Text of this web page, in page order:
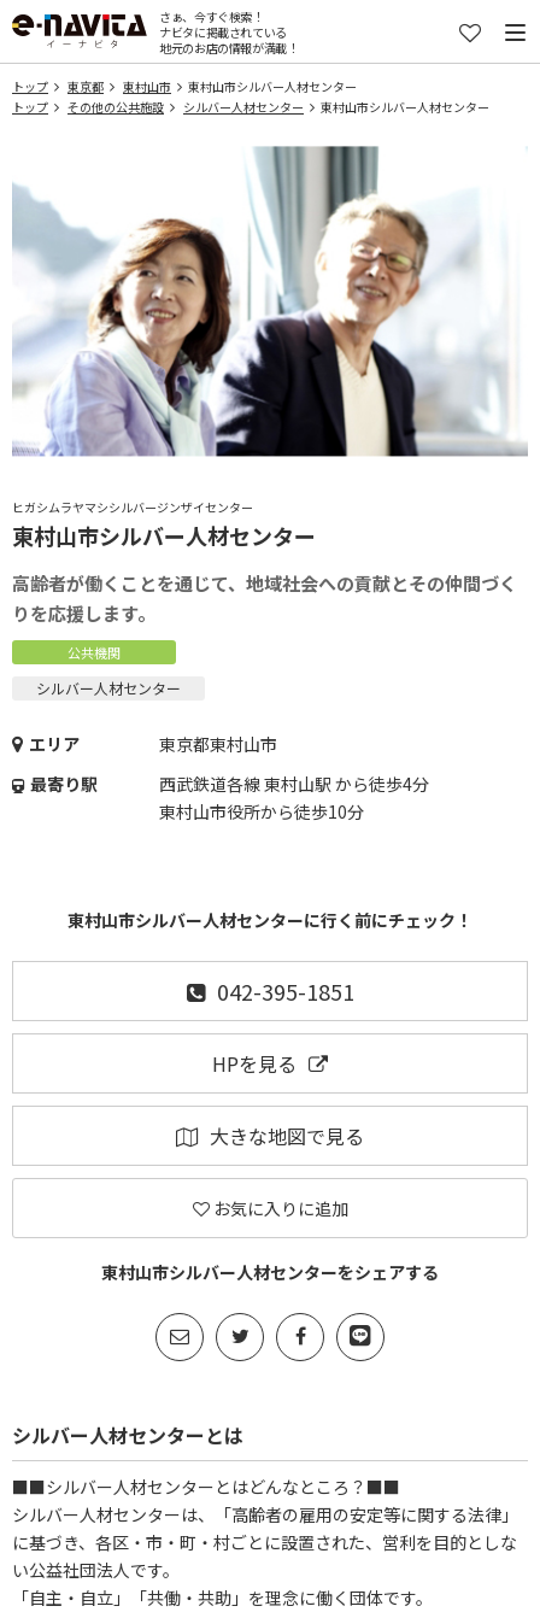
さぁ、今すぐ検索！
ナビタに掲載されている
地元のお店の情報が満載！
トップ 東京都 東村山市
東村山市シルバー人材センター
トップ
その他の公共施設 シルバー人材センター 東村山市シルバー人材センター
ヒガシムラヤマシシルバージンザイセンター
東村山市シルバー人材センター
高齢者が働くことを通じて、地域社会への貢献とその仲間づく
りを応援します。
公共機関
シルバー人材センター
エリア
東京都東村山市
最寄り駅
西武鉄道各線 東村山駅 から徒歩4分
東村山市役所から徒歩10分
東村山市シルバー人材センターに行く前にチェック！
042-395-1851
HPを見る
大きな地図で見る
お気に入りに追加
東村山市シルバー人材センターをシェアする
シルバー人材センターとは
■■シルバー人材センターとはどんなところ？■■
シルバー人材センターは、「高齢者の雇用の安定等に関する法律」
に基づき、各区・市・町・村ごとに設置された、営利を目的としな
い公益社団法人です。
「自主・自立」「共働・共助」を理念に働く団体です。